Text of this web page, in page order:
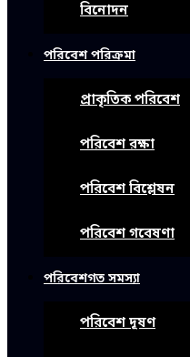
বিনোদন
পরিবেশ পরিক্রমা
প্রাকৃতিক পরিবেশ
পরিবেশ রক্ষা
পরিবেশ বিশ্লেষন
পরিবেশ গবেষণা
পরিবেশগত সমস্যা
পরিবেশ দূষণ